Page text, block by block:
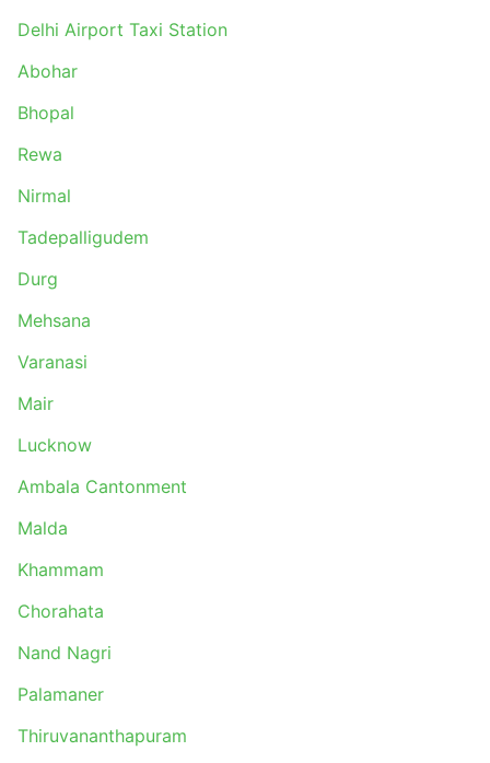
Tekkali
Gooty
Ner Chowk
Anantnag
Pandoh
Prathipadu
Parour
Chauntra
Swarghat
Nehran Pukhar
Malan
Thural
Taradevi
Ukhali
Pragpur
Daroh
Delhi Airport Taxi Station
Abohar
Bhopal
Rewa
Nirmal
Tadepalligudem
Durg
Mehsana
Varanasi
Mair
Lucknow
Ambala Cantonment
Malda
Khammam
Chorahata
Nand Nagri
Palamaner
Thiruvananthapuram